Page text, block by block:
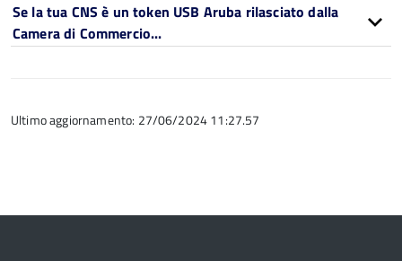
Se la tua CNS è un token USB Aruba rilasciato dalla
Camera di Commercio...
Ultimo aggiornamento: 27/06/2024 11:27.57